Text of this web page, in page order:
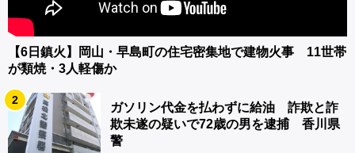
【6日鎮火】岡山・早島町の住宅密集地で建物火事 11世帯
が類焼・3人軽傷か
2
ガソリン代金を払わずに給油 詐欺と詐
欺未遂の疑いで72歳の男を逮捕 香川県
警